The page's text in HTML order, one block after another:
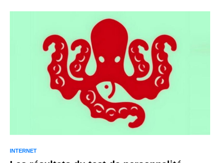
INTERNET